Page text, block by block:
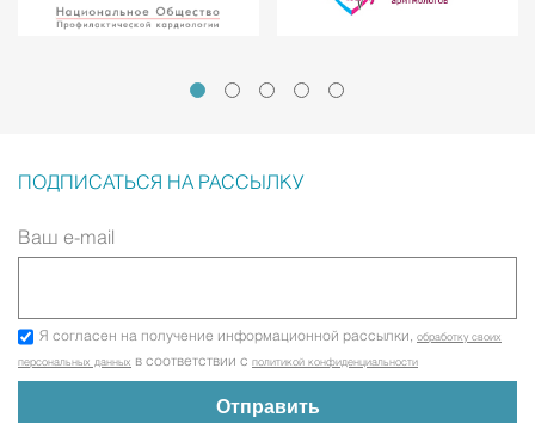
ПОДПИСАТЬСЯ НА РАССЫЛКУ
Ваш e-mail
Я согласен на получение информационной рассылки, обработку своих
персональных данных в соответствии с политикой конфиденциальности